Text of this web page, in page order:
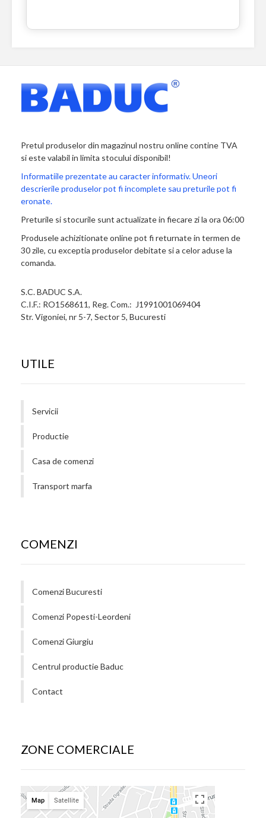
Pretul produselor din magazinul nostru online contine TVA
si este valabil in limita stocului disponibil!
Informatiile prezentate au caracter informativ. Uneori
descrierile produselor pot fi incomplete sau preturile pot fi
eronate.
Preturile si stocurile sunt actualizate in fiecare zi la ora 06:00
Produsele achizitionate online pot fi returnate in termen de
30 zile, cu exceptia produselor debitate si a celor aduse la
comanda.
S.C. BADUC S.A.
C.I.F.: RO1568611, Reg. Com.: J1991001069404
Str. Vigoniei, nr 5-7, Sector 5, Bucuresti
UTILE
Servicii
Productie
Casa de comenzi
Transport marfa
COMENZI
Comenzi Bucuresti
Comenzi Popesti-Leordeni
Comenzi Giurgiu
Centrul productie Baduc
Contact
ZONE COMERCIALE